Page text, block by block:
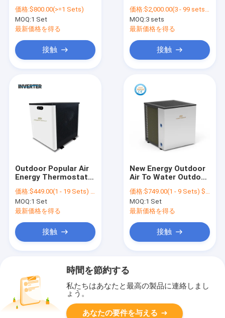
価格:$800.00(>=1 Sets)
MOQ:1 Set
最新価格を得る
接触
Inverter 10kW Pompa
Ciepla Cooling
Heating Air
Swimming Pool
価格:$2,000.00(3 - 99 sets) $1,985.00(100 - 499 sets) $1,880.00(>=500 sets)
MOQ:3 sets
最新価格を得る
接触
Outdoor Popular Air
Energy Thermostat
Pool Heater Inverter
Heat Pump
価格:$449.00(1 - 19 Sets) $418.00(20 - 49 Sets) $363.00(>=50 Sets)
MOQ:1 Set
最新価格を得る
接触
New Energy Outdoor
Air To Water Outdoor
Inverter Commercial
Swimming Pool Heat
Pump For Swimming
価格:$749.00(1 - 9 Sets) $702.00(10 - 49 Sets) $588.00(>=50 Sets)
MOQ:1 Set
最新価格を得る
接触
時間を節約する
私たちはあなたと最高の製品に連絡しまし
ょう。
あなたの要件を与える